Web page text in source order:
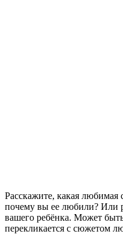
Расскажите, какая любимая
почему вы ее любили? Или
вашего ребёнка. Может
перекликается с сюжетом